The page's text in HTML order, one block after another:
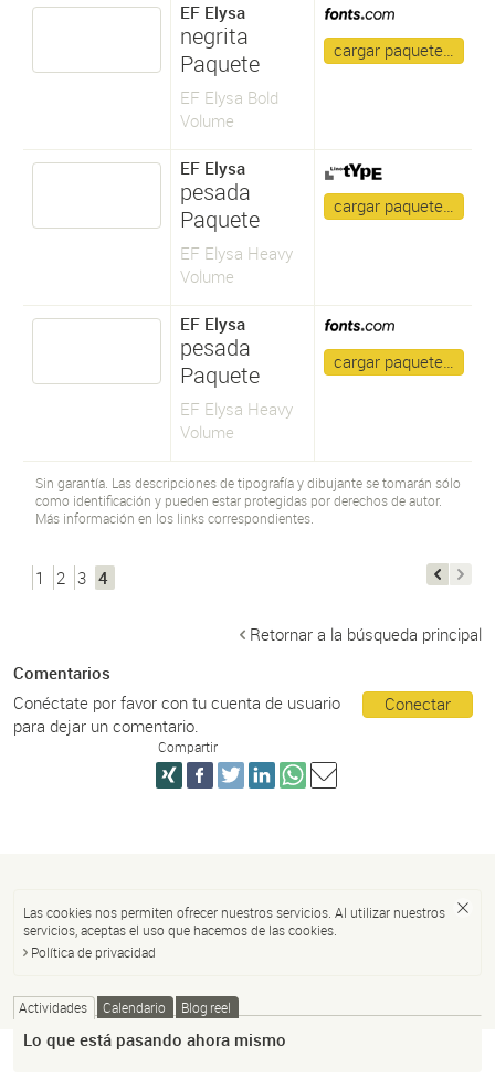
EF Elysa
negrita
Paquete
EF Elysa Bold
Volume
cargar paquete…
EF Elysa
pesada
Paquete
EF Elysa Heavy
Volume
cargar paquete…
EF Elysa
pesada
Paquete
EF Elysa Heavy
Volume
cargar paquete…
Sin garantía. Las descripciones de tipografía y dibujante se tomarán sólo
como identificación y pueden estar protegidas por derechos de autor.
Más información en los links correspondientes.
1 2 3 4
Retornar a la búsqueda principal
Comentarios
Conectar
Conéctate por favor con tu cuenta de usuario
para dejar un comentario.
Compartir
Las cookies nos permiten ofrecer nuestros servicios. Al utilizar nuestros
servicios, aceptas el uso que hacemos de las cookies.
Política de privacidad
Actividades Calendario Blog reel
Lo que está pasando ahora mismo